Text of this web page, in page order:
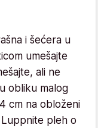
i šećera u
umešajte
ali ne
obliku malog
cm na obloženi
pleh o